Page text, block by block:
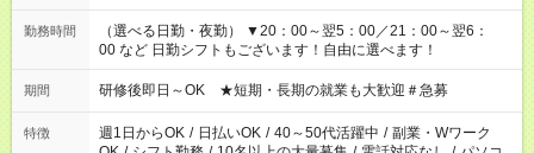
勤務時間
（選べる日勤・夜勤） ▼20：00～翌5：00／21：00～翌6：
00 など 日勤シフトもございます！自由に選べます！
期間 研修後即日～OK ★短期・長期の就業も大歓迎＃急募
特徴 週1日からOK / 日払いOK / 40～50代活躍中 / 副業・Wワーク